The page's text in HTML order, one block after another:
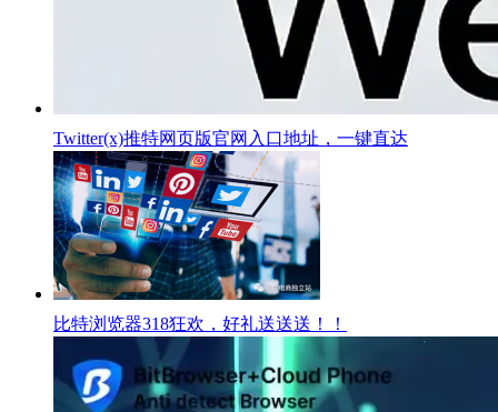
Twitter(x)推特网页版官网入口地址，一键直达
比特浏览器318狂欢，好礼送送送！！